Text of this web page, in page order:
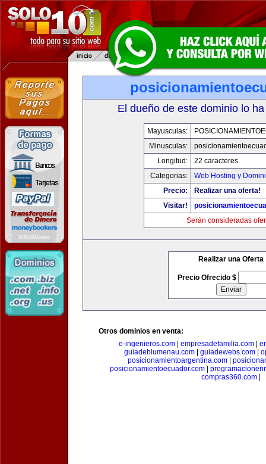
El dueño de este dominio lo
Mayusculas:
Minusculas:
Longitud:
22 caracteres
Categorias:
Web Hosting y
Precio:
Realizar una oferta!
Visitar!
Serán consideradas
Realizar una Oferta
Precio Ofrecido $
Otros dominios en venta:
e-ingenieros.com
empresadefamilia.com
guiadeblumenau.com| guiadewebs.com|
posicionamientoargentina.com|
posicionamientoecuador.com
compras360.com